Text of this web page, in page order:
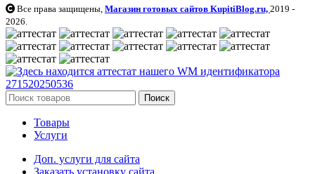
Все права защищены, Магазин готовых сайтов KupitiBlog.ru, 2019 -
2026.
Поиск
Товары
Услуги
Доп. услуги для сайта
Заказать установку сайта